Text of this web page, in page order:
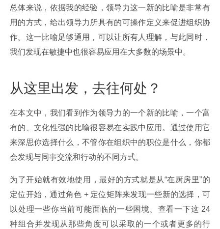
总体来说，依据我的经验，领导力这一新的比喻是非常有
用的方式，给出领导力所具有的可操作定义来促进组织协
作。这一比喻足够通用，可以让所有人理解，与此同时，
我们发现在敏捷中也很容易应用在大多数的场景中。
从这里出发，去往何处？
在本文中，我们看到作为领导力的一个新的比喻，一个富
有的、文化性强的比喻很容易在实践中应用。通过使用它
来深思你选择什么，不管你在组织中的职位是什么，你都
会发现与同事交流和行动的不同方式。
为了开始就有效地使用，最好的方式就是从“在厨房里”的
定位开始，通过角色 + 定位矩阵来发现一些新的选择，可
以处理一些你当前可能面临的一些困境。查看一下这 24
种组合并发现从那些角度可以采取的一个或者更多的行